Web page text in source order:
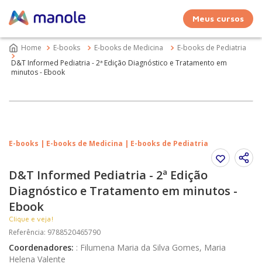
Meus cursos
E-books E-books de Medicina
E-books de Pediatria
D&T Informed Pediatria - 2ª Edição Diagnóstico e Tratamento em
minutos - Ebook
E-books | E-books de Medicina | E-books de Pediatria
D&T Informed Pediatria - 2ª Edição
Diagnóstico e Tratamento em minutos -
Ebook
Clique e veja!
Referência: 9788520465790
Coordenadores: : Filumena Maria da Silva Gomes, Maria
Helena Valente